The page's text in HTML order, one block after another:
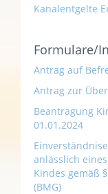
Kanalentgelte
Formulare/
Antrag auf
Antrag zur
Beantragung
01.01.2024
anlässlich
Kindes gemäß
(BMG)